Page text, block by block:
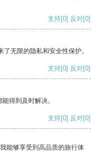
支持[0] 反对[0]
无限的隐私和安全性保护。
支持[0] 反对[0]
得到及时解决。
支持[0] 反对[0]
能够享受到高品质的旅行体